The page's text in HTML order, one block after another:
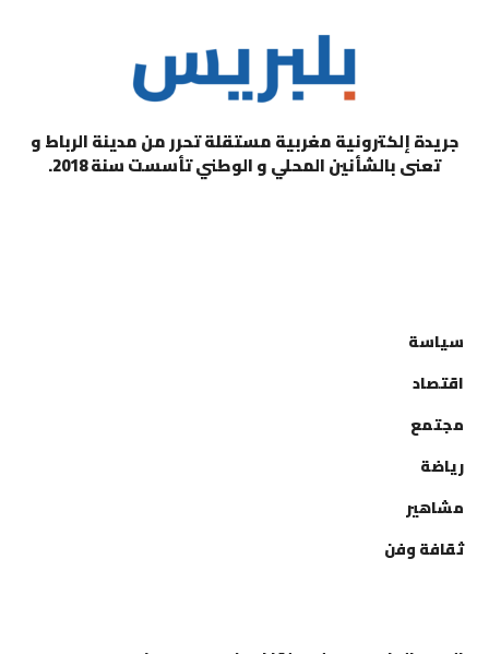
جريدة إلكترونية مغربية مستقلة تحرر من مدينة الرباط و
تعنى بالشأنين المحلي و الوطني تأسست سنة 2018.
سياسة
اقتصاد
مجتمع
رياضة
مشاهير
ثقافة وفن